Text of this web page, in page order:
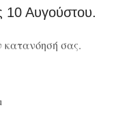
10 Αυγούστου.
κατανόησή σας.